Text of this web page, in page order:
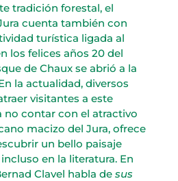
tradición forestal, el
cuenta también con
turística ligada al
los felices años 20 del
de Chaux se abrió a la
la actualidad, diversos
visitantes a este
no contar con el atractivo
macizo del Jura, ofrece
un bello paisaje
en la literatura. En
Clavel habla de sus